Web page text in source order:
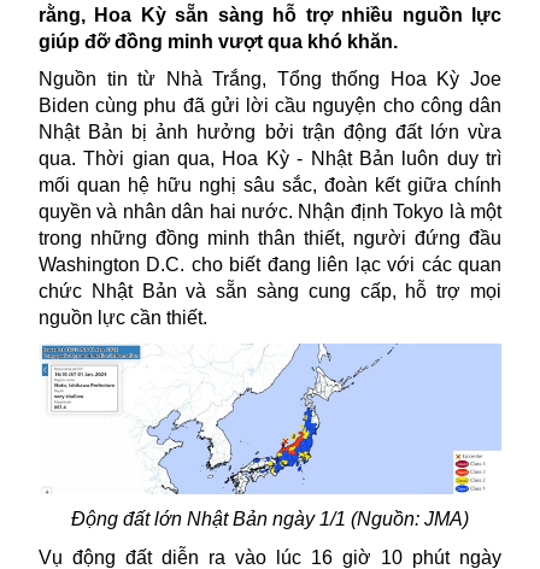
rằng, Hoa Kỳ sẵn sàng hỗ trợ nhiều nguồn lực
giúp đỡ đồng minh vượt qua khó khăn.
Nguồn tin từ Nhà Trắng, Tổng thống Hoa Kỳ Joe
Biden cùng phu đã gửi lời cầu nguyện cho công dân
Nhật Bản bị ảnh hưởng bởi trận động đất lớn vừa
qua. Thời gian qua, Hoa Kỳ - Nhật Bản luôn duy trì
mối quan hệ hữu nghị sâu sắc, đoàn kết giữa chính
quyền và nhân dân hai nước. Nhận định Tokyo là một
trong những đồng minh thân thiết, người đứng đầu
Washington D.C. cho biết đang liên lạc với các quan
chức Nhật Bản và sẵn sàng cung cấp, hỗ trợ mọi
nguồn lực cần thiết.
Động đất lớn Nhật Bản ngày 1/1 (Nguồn: JMA)
Vụ động đất diễn ra vào lúc 16 giờ 10 phút ngày